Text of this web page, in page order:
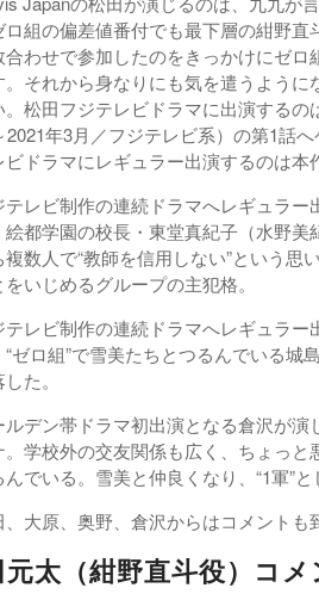
ロ組の偏差値番付でも最下層の紺野
合わせで参加したのをきっかけにゼロ
。それから身なりにも気を遣うよう
。松田フジテレビドラマに出演する
2021年3月／フジテレビ系）の第1話
ビドラマにレギュラー出演するのは本
レビ制作の連続ドラマへレギュラー
絵都学園の校長・東堂真紀子（水野
複数人で“教師を信用しない”という
いじめるグループの主犯格。
レビ制作の連続ドラマへレギュラー
“ゼロ組”で雪美たちとつるんでいる
た。
デン帯ドラマ初出演となる倉沢が演
。学校外の交友関係も広く、ちょっ
んでいる。雪美と仲良くなり、“1軍”
大原、奥野、倉沢からはコメントも
元太（紺野直斗役）コメ